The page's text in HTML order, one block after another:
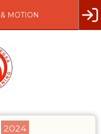
MOTION
2024